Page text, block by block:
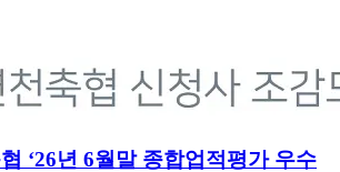
‘26년 6월말 종합업적평가 우수